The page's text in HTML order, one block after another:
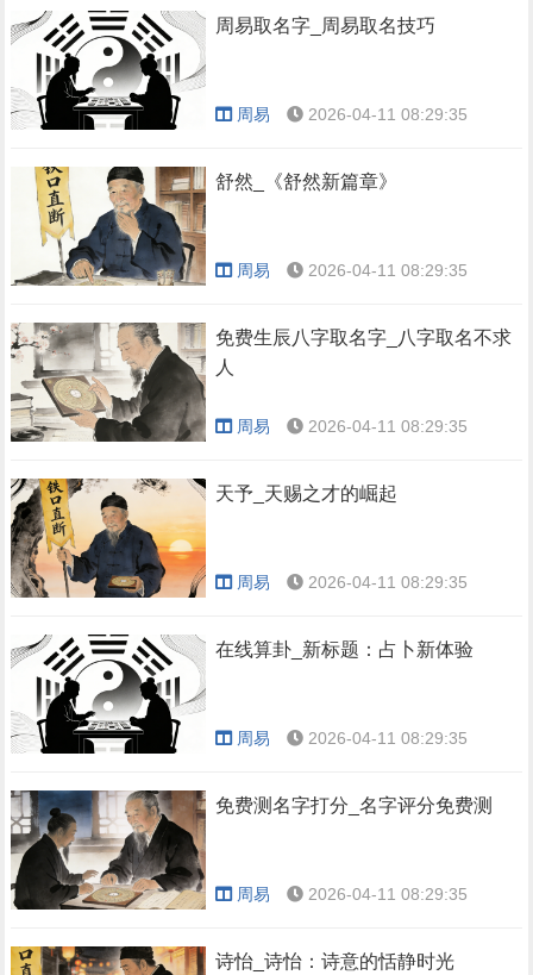
周易取名字_周易取名技巧
周易 2026-04-11 08:29:35
舒然_《舒然新篇章》
周易 2026-04-11 08:29:35
免费生辰八字取名字_八字取名不求
人
周易 2026-04-11 08:29:35
天予_天赐之才的崛起
周易 2026-04-11 08:29:35
在线算卦_新标题：占卜新体验
周易 2026-04-11 08:29:35
免费测名字打分_名字评分免费测
周易 2026-04-11 08:29:35
诗怡_诗怡：诗意的恬静时光